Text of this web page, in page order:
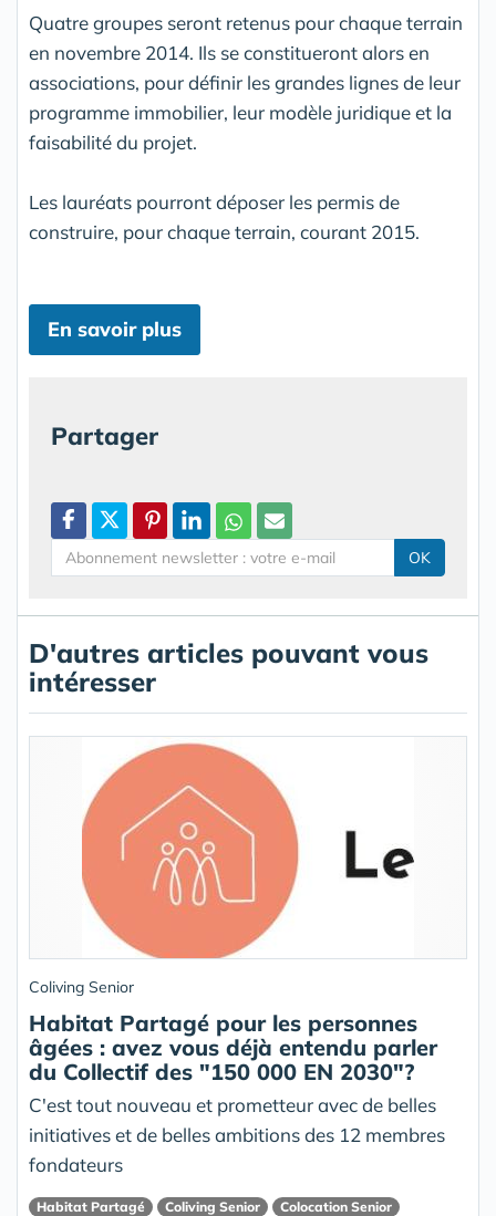
Quatre groupes seront retenus pour chaque terrain
en novembre 2014. Ils se constitueront alors en
associations, pour définir les grandes lignes de leur
programme immobilier, leur modèle juridique et la
faisabilité du projet.
Les lauréats pourront déposer les permis de
construire, pour chaque terrain, courant 2015.
En savoir plus
Partager
OK
D'autres articles pouvant vous
intéresser
Coliving Senior
Habitat Partagé pour les personnes
âgées : avez vous déjà entendu parler
du Collectif des "150 000 EN 2030"?
C'est tout nouveau et prometteur avec de belles
initiatives et de belles ambitions des 12 membres
fondateurs
Habitat Partagé Coliving Senior Colocation Senior